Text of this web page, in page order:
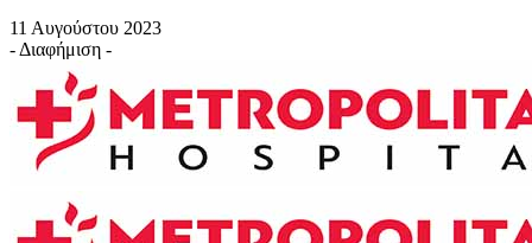
11 Αυγούστου 2023
- Διαφήμιση -